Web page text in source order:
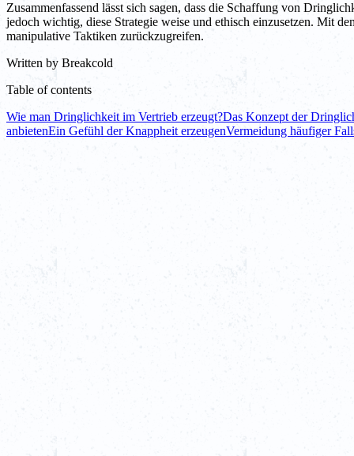
Zusammenfassend lässt sich sagen, dass die Schaffung von
jedoch wichtig, diese Strategie weise und ethisch einzusetzen. Mit
manipulative Taktiken zurückzugreifen.
Written by Breakcold
Table of contents
Wie man Dringlichkeit im Vertrieb erzeugt?Das Konzept der
anbietenEin Gefühl der Knappheit erzeugenVermeidung häufiger